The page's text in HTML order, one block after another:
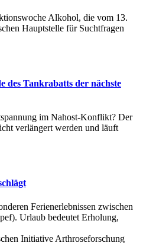
Alkohol, die vom 13.
Hauptstelle für Suchtfragen
des Tankrabatts der nächste
im Nahost-Konflikt? Der
verlängert werden und läuft
Ferienerlebnissen zwischen
Urlaub bedeutet Erholung,